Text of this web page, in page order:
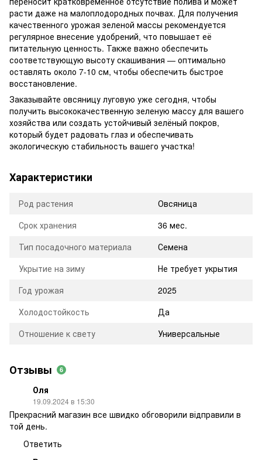
расти даже на малоплодородных почвах. Для получения
качественного урожая зеленой массы рекомендуется
регулярное внесение удобрений, что повышает её
питательную ценность. Также важно обеспечить
соответствующую высоту скашивания — оптимально
оставлять около 7-10 см, чтобы обеспечить быстрое
восстановление.
Заказывайте овсяницу луговую уже сегодня, чтобы
получить высококачественную зеленую массу для вашего
хозяйства или создать устойчивый зелёный покров,
который будет радовать глаз и обеспечивать
экологическую стабильность вашего участка!
Характеристики
Род растения
Овсяница
Срок хранения
36 мес.
Тип посадочного материала
Семена
Укрытие на зиму
Не требует укрытия
Год урожая
2025
Холодостойкость
Да
Отношение к свету
Универсальные
Отзывы 6
Оля
19.09.2024 в 15:30
Прекрасний магазин все швидко обговорили відправили в
той день.
Ответить